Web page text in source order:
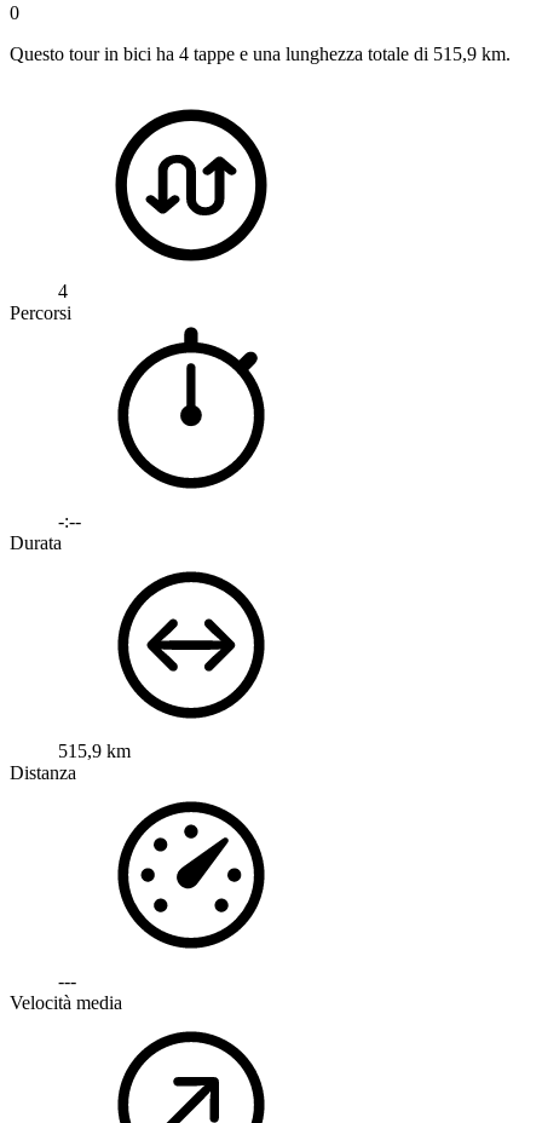
0
Questo tour in bici ha 4 tappe e una lunghezza totale di 515,9 km.
4
Percorsi
-:--
Durata
515,9 km
Distanza
---
Velocità media